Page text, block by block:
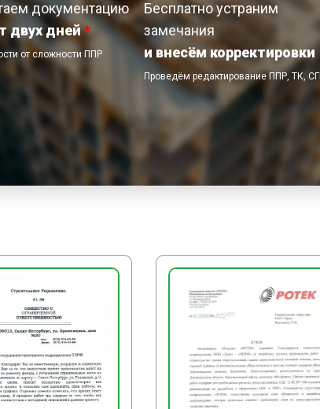
документацию
двух дней*
от сложности ППР
Бесплатно устраним
замечания
и внесём корректировки
Проведём редактирование ППР, ТК,